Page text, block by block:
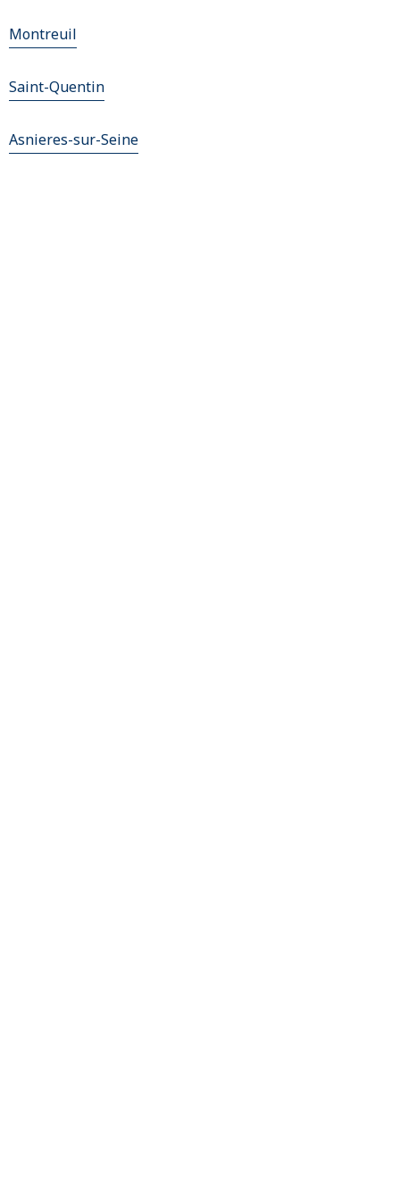
Montreuil
Saint-Quentin
Asnieres-sur-Seine